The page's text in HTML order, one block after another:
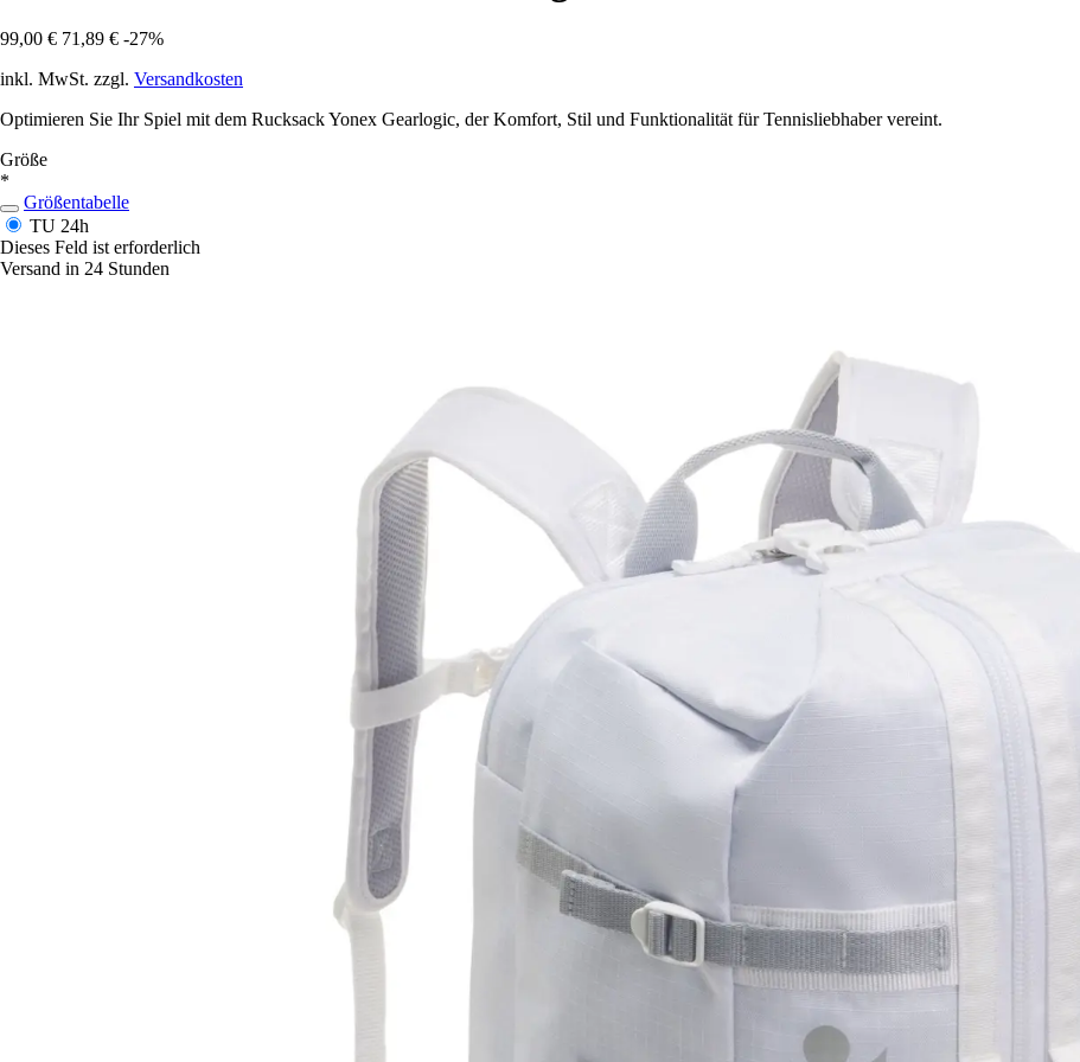
99,00 € 71,89 € -27%
inkl. MwSt. zzgl. Versandkosten
Optimieren Sie Ihr Spiel mit dem Rucksack Yonex Gearlogic, der Komfort, Stil und Funktionalität für Tennisliebhaber vereint.
Größe
*
Größentabelle
TU 24h
Dieses Feld ist erforderlich
Versand in 24 Stunden